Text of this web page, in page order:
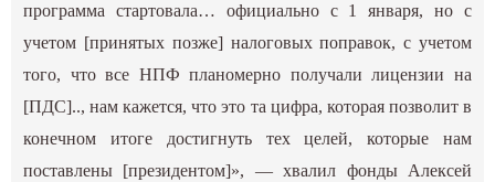
программа стартовала… официально с 1 января, но с
учетом [принятых позже] налоговых поправок, с учетом
того, что все НПФ планомерно получали лицензии на
[ПДС].., нам кажется, что это та цифра, которая позволит в
конечном итоге достигнуть тех целей, которые нам
поставлены [президентом]», — хвалил фонды Алексей